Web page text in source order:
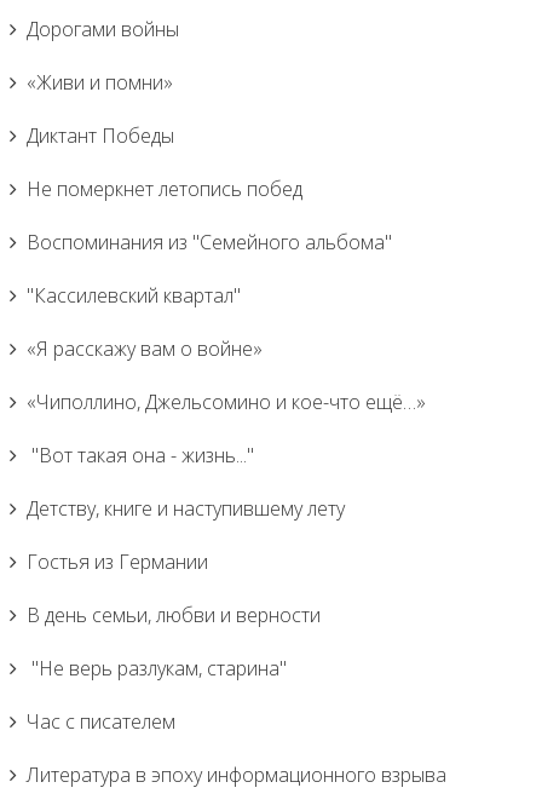
Дорогами войны
«Живи и помни»
Диктант Победы
Не померкнет летопись побед
Воспоминания из "Семейного альбома"
"Кассилевский квартал"
«Я расскажу вам о войне»
«Чиполлино, Джельсомино и кое-что ещё…»
"Вот такая она - жизнь..."
Детству, книге и наступившему лету
Гостья из Германии
В день семьи, любви и верности
"Не верь разлукам, старина"
Час с писателем
Литература в эпоху информационного взрыва